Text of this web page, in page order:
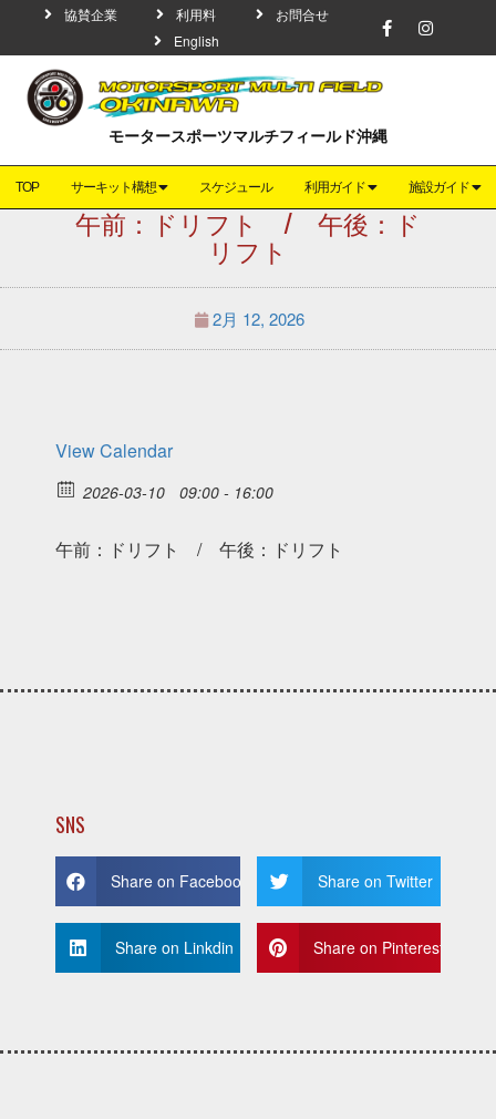
協賛企業 利用料
お問合せ
English
モータースポーツマルチフィールド沖縄
TOP サーキット構想 スケジュール 利用ガイド 施設ガイド
午前：ドリフト / 午後：ド
リフト
2月 12, 2026
View Calendar
2026-03-10 09:00 - 16:00
午前：ドリフト / 午後：ドリフト
SNS
Share on Facebook Share on Twitter
Share on Linkdin Share on Pinterest